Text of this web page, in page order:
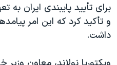
برای تأیید پایبندی ایران
و تأکید کرد که این امر
داشت.